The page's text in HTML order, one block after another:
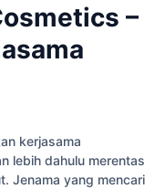
–
kerjasama
lebih dahulu merentas
Jenama yang mencari